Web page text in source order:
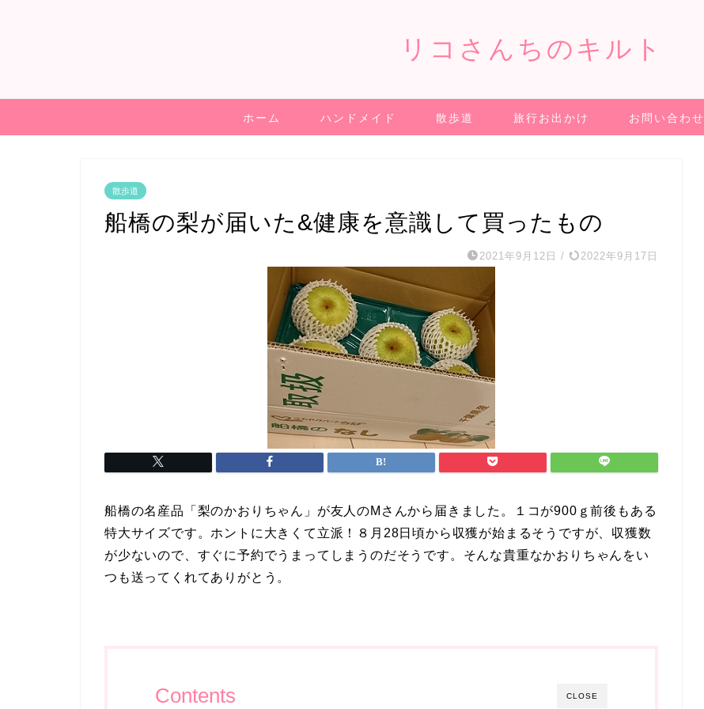
リコさんちのキルト
ホーム ハンドメイド 散歩道 旅行お出かけ お問い合わせ
散歩道
船橋の梨が届いた&健康を意識して買ったもの
2021年9月12日 / 2022年9月17日
船橋の名産品「梨のかおりちゃん」が友人のMさんから届きました。１コが900ｇ前後もある
特大サイズです。ホントに大きくて立派！８月28日頃から収獲が始まるそうですが、収獲数
が少ないので、すぐに予約でうまってしまうのだそうです。そんな貴重なかおりちゃんをい
つも送ってくれてありがとう。
CLOSE
Contents